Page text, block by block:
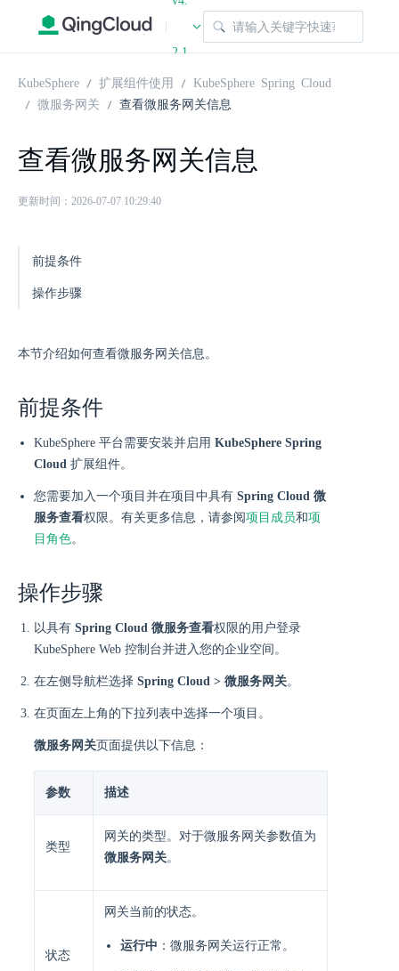
|
2.1
KubeSphere 扩展组件使用
KubeSphere Spring Cloud
微服务网关
查看微服务网关信息
查看微服务网关信息
更新时间：2026-07-07 10:29:40
前提条件
操作步骤
本节介绍如何查看微服务网关信息。
前提条件
KubeSphere 平台需要安装并启用 KubeSphere Spring
Cloud 扩展组件。
您需要加入一个项目并在项目中具有 Spring Cloud 微
服务查看权限。有关更多信息，请参阅项目成员和项
目角色。
操作步骤
以具有 Spring Cloud 微服务查看权限的用户登录
KubeSphere Web 控制台并进入您的企业空间。
在左侧导航栏选择 Spring Cloud > 微服务网关。
在页面左上角的下拉列表中选择一个项目。
微服务网关页面提供以下信息：
参数 描述
类型
网关的类型。对于微服务网关参数值为
微服务网关。
状态
网关当前的状态。
运行中 ：微服务网关运行正常。